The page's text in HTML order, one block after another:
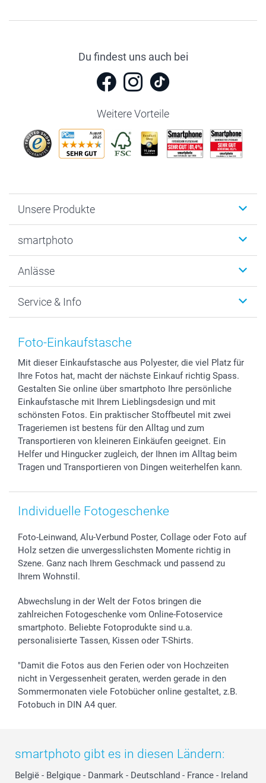
Du findest uns auch bei
Weitere Vorteile
Unsere Produkte
Fotogeschenke
MyNameBook
Fotoabzüge, Fotos als Buch & Poster
Zubehör & Material
Sticker & Etiketten
Geschenk-Gutscheine (PDF)
smartphoto
Warum smartphoto
Datenschutz
AGB
Presse
Partnerprogramme
Investor Relations
B2B smartbusiness
Widerrufsrecht
Anlässe
Neujahr
Muttertag
Kommunion & Konfirmation
Hochzeit
Geburtstag
Geburt
Zu allen Anlässen
Service & Info
Anmelden /Registrieren
Lieferfristen
72h Lieferung
Zahlungsmöglichkeiten
Sitemap
Status der Bestellung
smartfriends
smartgarantie
Foto-Einkaufstasche
Mit dieser Einkaufstasche aus Polyester, die viel Platz für
Ihre Fotos hat, macht der nächste Einkauf richtig Spass.
Gestalten Sie online über smartphoto Ihre persönliche
Einkaufstasche mit Ihrem Lieblingsdesign und mit
schönsten Fotos. Ein praktischer Stoffbeutel mit zwei
Trageriemen ist bestens für den Alltag und zum
Transportieren von kleineren Einkäufen geeignet. Ein
Helfer und Hingucker zugleich, der Ihnen im Alltag beim
Tragen und Transportieren von Dingen weiterhelfen kann.
Individuelle Fotogeschenke
Foto-Leinwand, Alu-Verbund Poster, Collage oder Foto auf
Holz setzen die unvergesslichsten Momente richtig in
Szene. Ganz nach Ihrem Geschmack und passend zu
Ihrem Wohnstil.
Abwechslung in der Welt der Fotos bringen die
zahlreichen Fotogeschenke vom Online-Fotoservice
smartphoto. Beliebte Fotoprodukte sind u.a.
personalisierte Tassen, Kissen oder T-Shirts.
"Damit die Fotos aus den Ferien oder von Hochzeiten
nicht in Vergessenheit geraten, werden gerade in den
Sommermonaten viele Fotobücher online gestaltet, z.B.
Fotobuch in DIN A4 quer.
smartphoto gibt es in diesen Ländern:
België - Belgique - Danmark - Deutschland - France - Ireland